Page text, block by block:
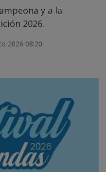
y a la
2026.
2026 08:20